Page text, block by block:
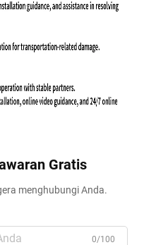
Gratis
menghubungi Anda.
0/100